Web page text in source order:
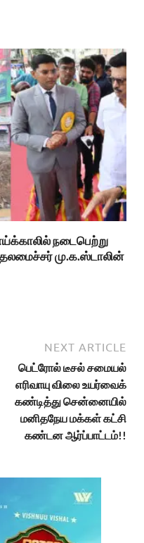
நடைபெற்று
மு.க.ஸ்டாலின்
NEXT ARTICLE
பெட்ரோல் டீசல் சமையல்
எரிவாயு விலை உயர்வைக்
கண்டித்து சென்னையில்
மனிதநேய மக்கள் கட்சி
கண்டன ஆர்ப்பாட்டம்!!